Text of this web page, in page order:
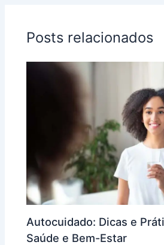
Posts relacionados
Autocuidado: Dicas e
Saúde e Bem-Estar